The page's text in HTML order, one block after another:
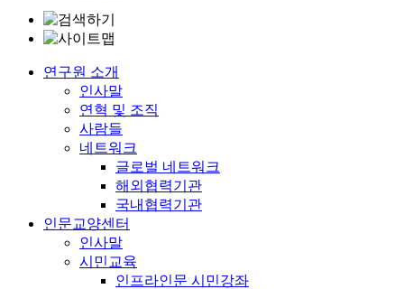
연구원 소개
인사말
연혁 및 조직
사람들
네트워크
글로벌 네트워크
해외협력기관
국내협력기관
인문교양센터
인사말
시민교육
인프라인문 시민강좌